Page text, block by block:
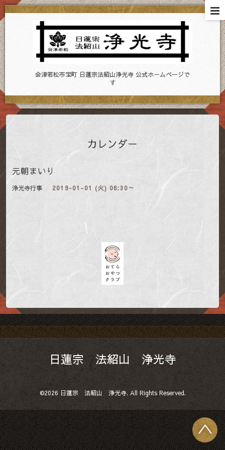
会津若松市宝町 日蓮宗法紹山浄光寺 公式ホームページで
す
カレンダー
元朝まいり
浄光寺行事 2019-01-01 (火) 06:30～
日蓮宗 法紹山 浄光寺
©2026 日蓮宗 法紹山 浄光寺. All Rights Reserved.